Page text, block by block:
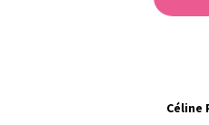
Céline